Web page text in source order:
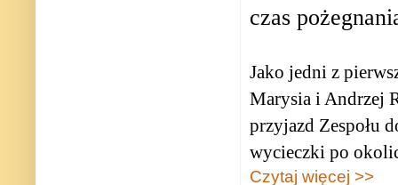
czas
Jako jedni z
Marysia i Andrzej
przyjazd Zespołu
wycieczki po
Czytaj więcej >>